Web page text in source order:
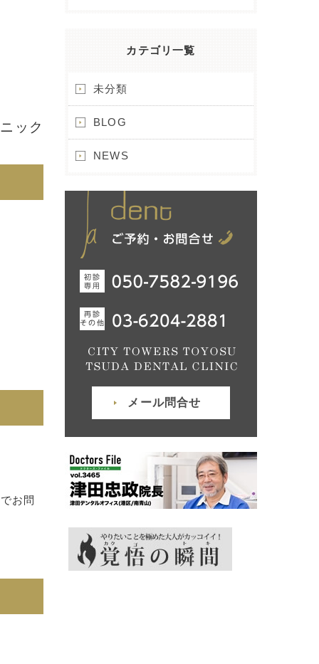
ック
お問
カテゴリ一覧
未分類
BLOG
NEWS
メール問合せ